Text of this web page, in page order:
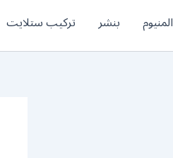
المنيوم بنشر تركيب ستلايت